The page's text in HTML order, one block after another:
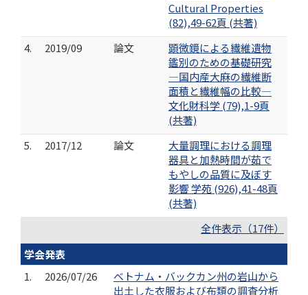
Cultural Properties
(82),49-62頁 (共著)
4.
2019/09 論文
顕微鏡による繊維遺物
鑑別のための基礎研究
―国内産大麻の繊維断
面積と繊維幅の比較―
文化財科学 (79),1-9頁
(共著)
5.
2017/12 論文
大量調理における調理
器具と加熱時間が茹で
もやしの品質に及ぼす
影響 学苑 (926),41-48頁
(共著)
全件表示（17件）
学会発表
1.
2026/07/26
ベトナム・バックカン州の岩山から
出土した衣服および布類の調査分析